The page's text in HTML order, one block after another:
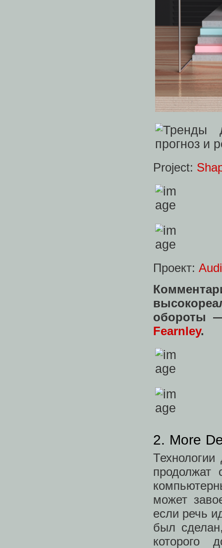
Project:
Проект:
обороты
Fearnley.
2. More
продолжат
может
если речь
был
которого